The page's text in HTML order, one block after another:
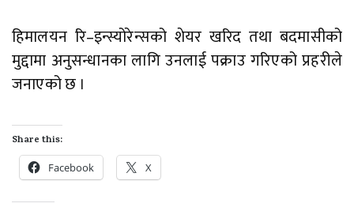
हिमालयन रि–इन्स्योरेन्सको शेयर खरिद तथा बदमासीको
मुद्दामा अनुसन्धानका लागि उनलाई पक्राउ गरिएको प्रहरीले
जनाएको छ ।
Share this:
Facebook X